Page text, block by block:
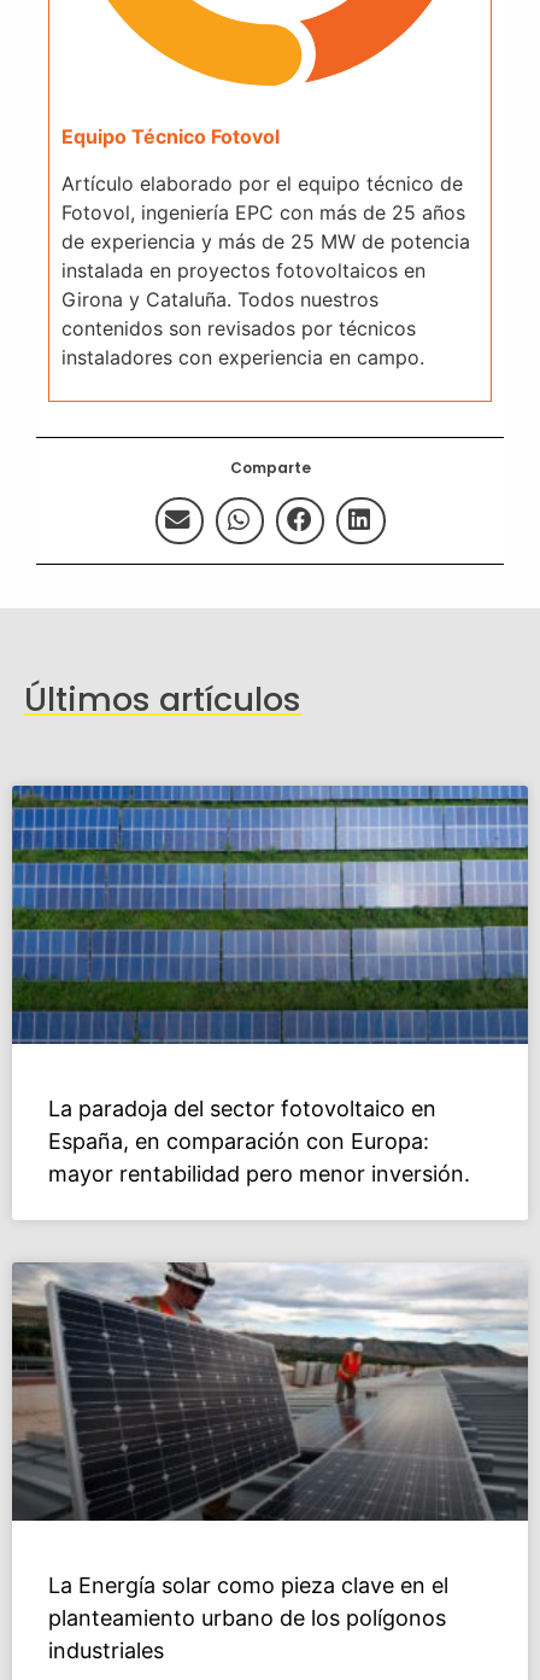
Comparte
Equipo Técnico Fotovol
Artículo elaborado por el equipo técnico de
Fotovol, ingeniería EPC con más de 25 años
de experiencia y más de 25 MW de potencia
instalada en proyectos fotovoltaicos en
Girona y Cataluña. Todos nuestros
contenidos son revisados por técnicos
instaladores con experiencia en campo.
Últimos artículos
La paradoja del sector fotovoltaico en
España, en comparación con Europa:
mayor rentabilidad pero menor inversión.
La Energía solar como pieza clave en el
planteamiento urbano de los polígonos
industriales